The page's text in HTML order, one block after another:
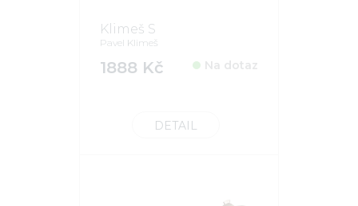
Klimeš S
Pavel Klimeš
1888 Kč Na dotaz
DETAIL